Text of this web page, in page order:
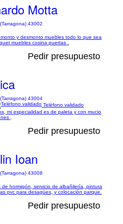
Motta
43002
y desmonto muebles todo lo que sea
muebles cosina puertas .
Pedir presupuesto
43004
Teléfono validado
mi especialidad es de paleta y con mucio
,
Pedir presupuesto
Ioan
43008
hormigón, servicio de albañilería, pintura
pvc para desagües, y colocación parque.
Pedir presupuesto